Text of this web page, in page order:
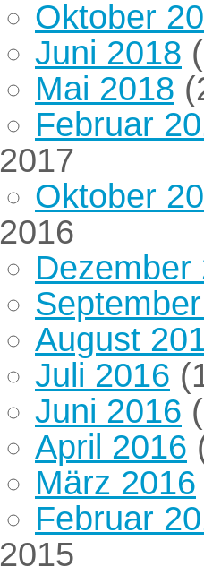
Oktober
Juni 2018
Mai 2018
Februar
2017
Oktober
2016
Dezember
August
Juli 2016
Juni 2016
April 2016
März 2016
Februar
2015